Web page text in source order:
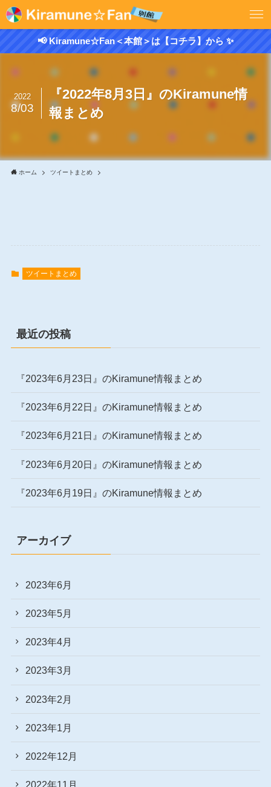
📢 Kiramune☆Fan＜本館＞は【コチラ】から ✨
『2022年8月3日』のKiramune情
報まとめ
2022
8/03
ホーム ツイートまとめ
ツイートまとめ
最近の投稿
『2023年6月23日』のKiramune情報まとめ
『2023年6月22日』のKiramune情報まとめ
『2023年6月21日』のKiramune情報まとめ
『2023年6月20日』のKiramune情報まとめ
『2023年6月19日』のKiramune情報まとめ
アーカイブ
2023年6月
2023年5月
2023年4月
2023年3月
2023年2月
2023年1月
2022年12月
2022年11月